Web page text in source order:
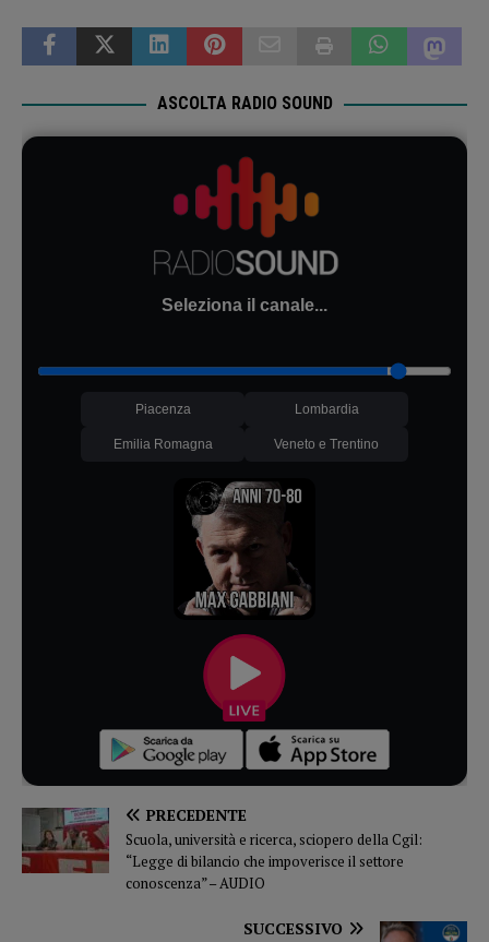
ASCOLTA RADIO SOUND
Seleziona il canale...
Piacenza Lombardia
Emilia Romagna Veneto e Trentino
PRECEDENTE
Scuola, università e ricerca, sciopero della Cgil:
“Legge di bilancio che impoverisce il settore
conoscenza” – AUDIO
SUCCESSIVO